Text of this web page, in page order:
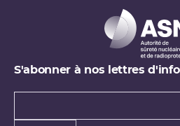
S'abonner à nos lettres
Types de